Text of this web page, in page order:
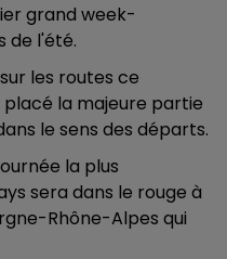
grand week-
de l'été.
les routes ce
placé la majeure partie
le sens des départs.
la plus
sera dans le rouge à
Rhône-Alpes qui